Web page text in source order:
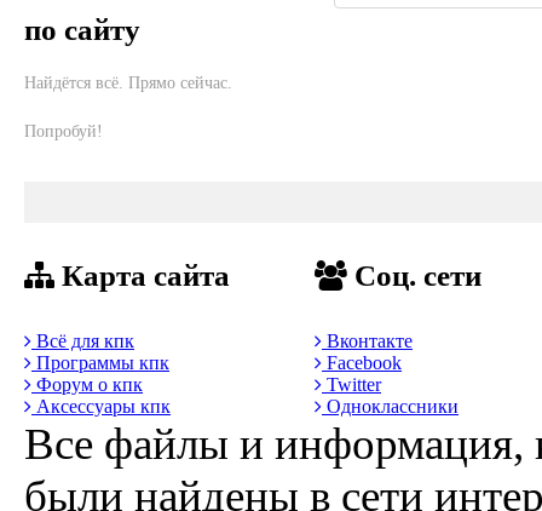
по сайту
Найдётся всё. Прямо сейчас.
Попробуй!
Карта сайта
Всё для кпк
Программы кпк
Форум о кпк
Аксессуары кпк
Соц. сети
Вконтакте
Facebook
Twitter
Одноклассники
Все файлы и информация,
были найдены в сети